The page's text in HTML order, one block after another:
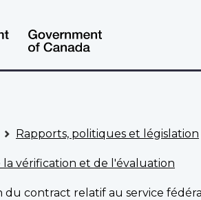
Rapports, politiques et législation
la vérification et de l'évaluation
du contract relatif au service